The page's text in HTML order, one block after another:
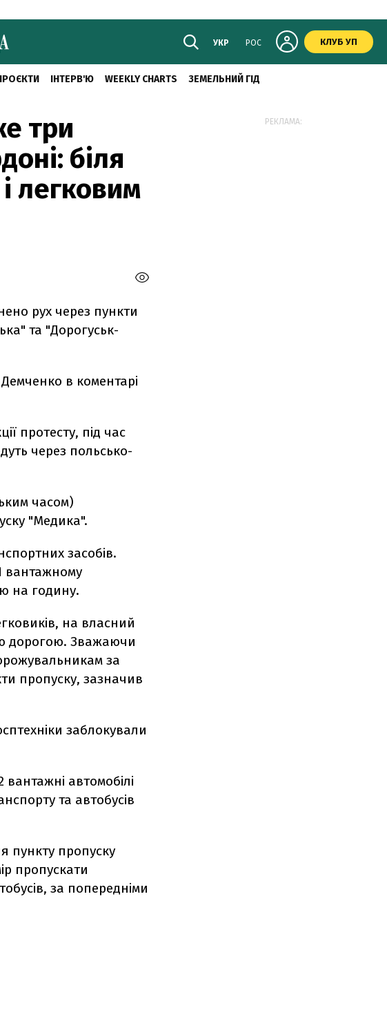
УКР РОС КЛУБ УП
ІНТЕРВ'Ю WEEKLY CHARTS ЗЕМЕЛЬНИЙ ГІД
три
біля
легковим
рух через пункти
та "Дорогуськ-
в коментарі
протесту, під час
через польсько-
часом)
"Медика".
засобів.
вантажному
на годину.
на власний
дорогою. Зважаючи
за
пропуску, зазначив
заблокували
автомобілі
та автобусів
пункту пропуску
пропускати
за попередніми
РЕКЛАМА: